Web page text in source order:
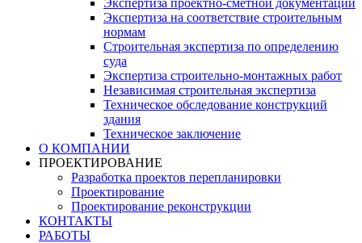
Экспертиза на соответствие строительным
нормам
Строительная экспертиза по определению
суда
Экспертиза строительно-монтажных работ
Независимая строительная экспертиза
Техническое обследование конструкций
здания
Техническое заключение
О КОМПАНИИ
ПРОЕКТИРОВАНИЕ
Разработка проектов перепланировки
Проектирование
Проектирование реконструкции
КОНТАКТЫ
РАБОТЫ